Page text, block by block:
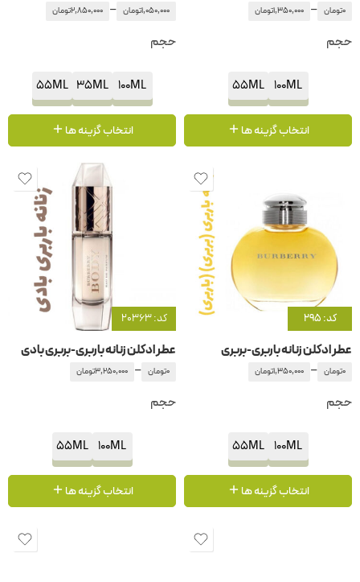
0تومان –
1,350,000تومان
حجم
100ML
55ML
انتخاب گزینه ها
1,050,000تومان –
2,850,000تومان
حجم
100ML
35ML
55ML
انتخاب گزینه ها
کد: 295
عطر ادکلن زنانه باربری-بربری
0تومان –
1,350,000تومان
حجم
100ML
55ML
انتخاب گزینه ها
کد: 20363
عطر ادکلن زنانه باربری-بربری بادی
0تومان –
3,250,000تومان
حجم
100ML
55ML
انتخاب گزینه ها